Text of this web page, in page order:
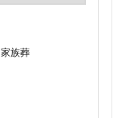
家族葬